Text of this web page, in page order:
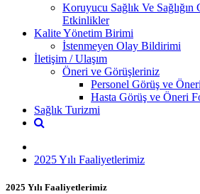
Koruyucu Sağlık Ve
Etkinlikler
Kalite Yönetim Birimi
İstenmeyen Olay Bildirimi
İletişim / Ulaşım
Öneri ve Görüşleriniz
Personel Görüş ve
Hasta Görüş ve Öneri
Sağlık Turizmi
2025 Yılı Faaliyetlerimiz
2025 Yılı Faaliyetlerimiz